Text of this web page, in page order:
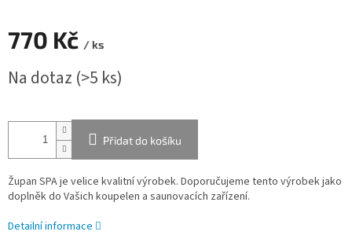
770 Kč / ks
cena:
Na dotaz (>5 ks)
Přidat do košíku
Župan SPA je velice kvalitní výrobek. Doporučujeme tento výrobek jako
doplněk do Vašich koupelen a saunovacích zařízení.
Detailní informace